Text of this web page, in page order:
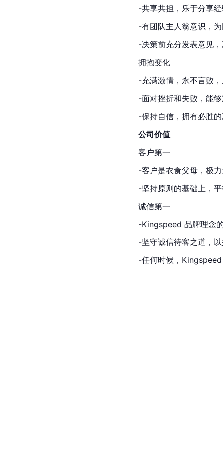
-共享共担，乐于分享
-有团队主人翁意识，
-决策前充分发表意见
拥抱变化
-充满激情，永不言败
-面对挫折和失败，能
-保持自信，拥有必胜
公司价值
客户第一
-客户是衣食父母，极
-坚持原则的基础上，
诚信第一
-Kingspeed 品牌理念
-坚守诚信待客之道，
-任何时候，